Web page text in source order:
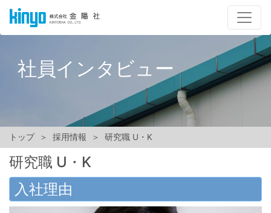
社員インタビュー
トップ 採用情報 研究職 U・K
研究職 U・K
入社理由